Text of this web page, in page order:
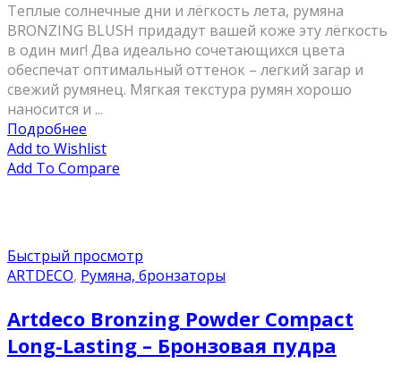
Теплые солнечные дни и лёгкость лета, румяна
BRONZING BLUSH придадут вашей коже эту лёгкость
в один миг! Два идеально сочетающихся цвета
обеспечат оптимальный оттенок – легкий загар и
свежий румянец. Мягкая текстура румян хорошо
наносится и ...
Подробнее
Add to Wishlist
Add To Compare
Быстрый просмотр
ARTDECO, Румяна, бронзаторы
Artdeco Bronzing Powder Compact
Long-Lasting – Бронзовая пудра